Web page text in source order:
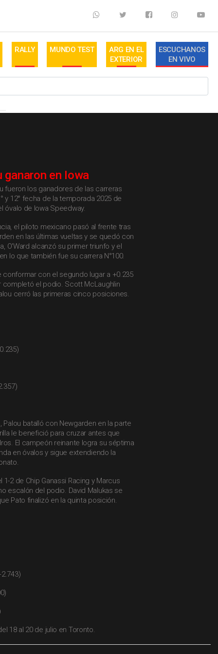
RALLY MUNDO TEST
ARG EN EL
EXTERIOR
ESCUCHANOS
EN VIVO
ganaron en Iowa
fueron los ganadores de las carreras
y 12° fecha de la temporada 2025 de
óvalo de Iowa Speedway.
el piloto mexicano pasó al frente tras
en las últimas vueltas y se quedó con
O'Ward alcanzó su primer triunfo y el
lo que también fue su carrera N°100.
con el segundo lugar a +0.235
completó el podio. Scott McLaughlin
cerró las primeras cinco posiciones.
Palou batalló con Newgarden en la parte
le benefició para cruzar antes que
El campeón reinante logra su séptima
en óvalos y sigue extendiendo la
2 de Chip Ganassi Racing y Marcus
escalón del podio. David Malukas se
Pato finalizó en la quinta posición.
18 al 20 de julio en Toronto.